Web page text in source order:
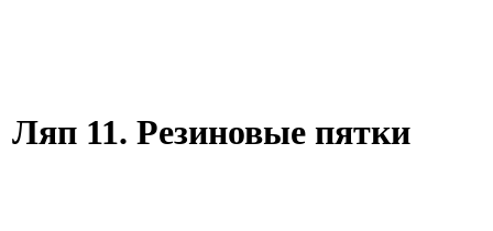
Ляп 11. Резиновые пятки